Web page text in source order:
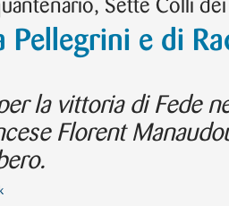
Sette Colli
Pellegrini e di
la vittoria di Fede
Florent